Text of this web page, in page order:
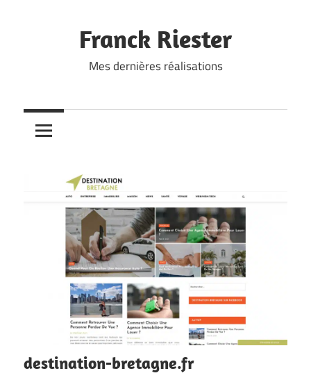
Franck Riester
Mes dernières réalisations
destination-bretagne.fr